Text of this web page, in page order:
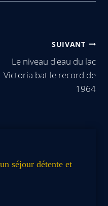
SUIVANT
Le niveau d'eau du lac
Victoria bat le record de
1964
séjour détente et